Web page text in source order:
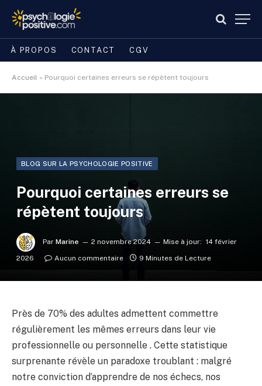
À PROPOS CONTACT CGV
Accueil » Pourquoi certaines erreurs se répètent toujours
BLOG SUR LA PSYCHOLOGIE POSITIVE
Pourquoi certaines erreurs se
répètent toujours
Par Marine 2 novembre 2024 Mise à jour: 14 février
2026
Aucun commentaire 9 Minutes de Lecture
Près de 70% des adultes admettent commettre
régulièrement les mêmes erreurs dans leur vie
professionnelle ou personnelle . Cette statistique
surprenante révèle un paradoxe troublant : malgré
notre conviction d’apprendre de nos échecs, nos